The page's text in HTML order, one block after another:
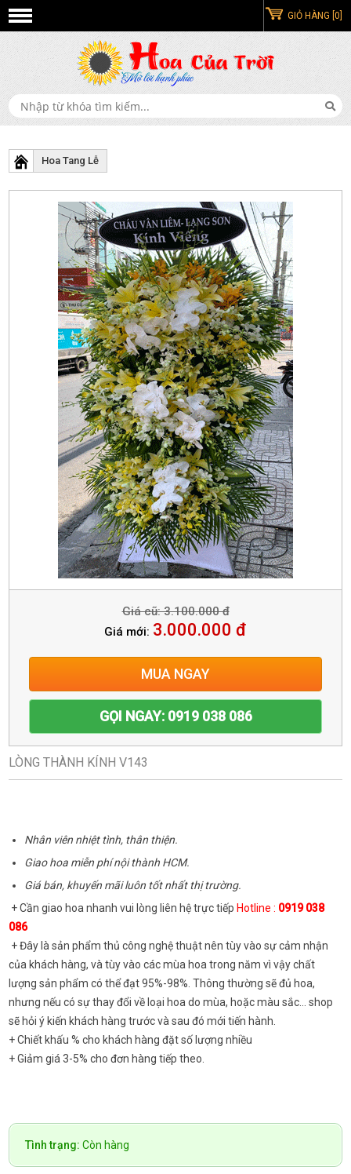
GIỎ HÀNG [0]
Hoa Tang Lễ
Giá cũ: 3.100.000 đ
Giá mới: 3.000.000 đ
MUA NGAY
GỌI NGAY: 0919 038 086
LÒNG THÀNH KÍNH V143
Nhân viên nhiệt tình, thân thiện.
Giao hoa miễn phí nội thành HCM.
Giá bán, khuyến mãi luôn tốt nhất thị trường.
+ Cần giao hoa nhanh vui lòng liên hệ trực tiếp Hotline : 0919 038
086
+ Đây là sản phẩm thủ công nghệ thuật nên tùy vào sự cảm nhận
của khách hàng, và tùy vào các mùa hoa trong năm vì vậy chất
lượng sản phẩm có thể đạt 95%-98%. Thông thường sẽ đủ hoa,
nhưng nếu có sự thay đổi về loại hoa do mùa, hoặc màu sắc... shop
sẽ hỏi ý kiến khách hàng trước và sau đó mới tiến hành.
+ Chiết khấu % cho khách hàng đặt số lượng nhiều
+ Giảm giá 3-5% cho đơn hàng tiếp theo.
Tình trạng: Còn hàng